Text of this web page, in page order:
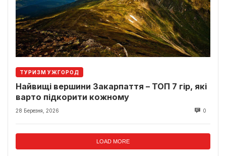
ТУРИЗМ УЖГОРОД
Найвищі вершини Закарпаття – ТОП 7 гір, які
варто підкорити кожному
28 Березня, 2026 0
LOAD MORE